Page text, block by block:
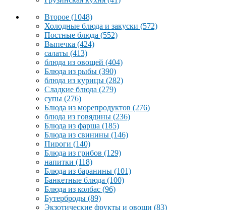
Второе (1048)
Холодные блюда и закуски (572)
Постные блюда (552)
Выпечка (424)
салаты (413)
блюда из овощей (404)
Блюда из рыбы (390)
блюда из курицы (282)
Сладкие блюда (279)
супы (276)
Блюда из морепродуктов (276)
блюда из говядины (236)
Блюда из фарша (185)
Блюда из свинины (146)
Пироги (140)
Блюда из грибов (129)
напитки (118)
Блюда из баранины (101)
Банкетные блюда (100)
Блюда из колбас (96)
Бутерброды (89)
Экзотические фрукты и овощи (83)